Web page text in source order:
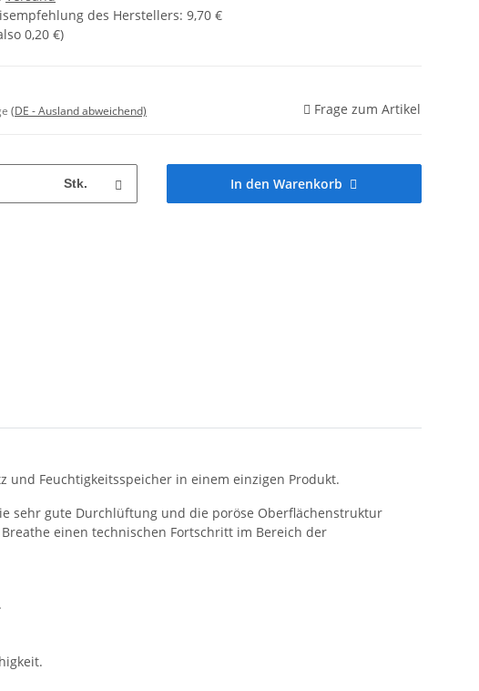
des Herstellers: 9,70 €
0,20 €)
(DE - Ausland abweichend) Frage zum Artikel
Stk. In den Warenkorb
Feuchtigkeitsspeicher in einem einzigen Produkt.
sehr gute Durchlüftung und die poröse Oberflächenstruktur
einen technischen Fortschritt im Bereich der